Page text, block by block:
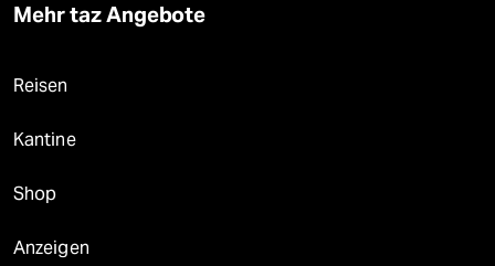
Mehr taz Angebote
Reisen
Kantine
Shop
Anzeigen